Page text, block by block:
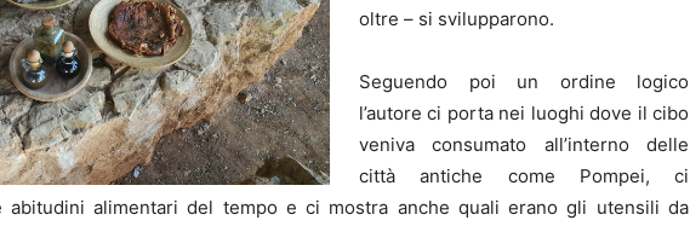
oltre – si svilupparono.
Seguendo poi un ordine logico
l’autore ci porta nei luoghi dove il cibo
veniva consumato all’interno delle
città antiche come Pompei, ci
abitudini alimentari del tempo e ci mostra anche quali erano gli utensili da